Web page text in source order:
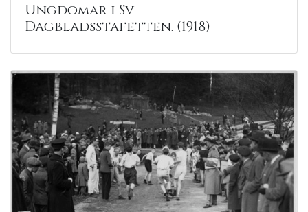
Ungdomar i Sv
Dagbladsstafetten. (1918)